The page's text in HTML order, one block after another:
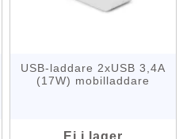
USB-laddare 2xUSB 3,4A
(17W) mobilladdare